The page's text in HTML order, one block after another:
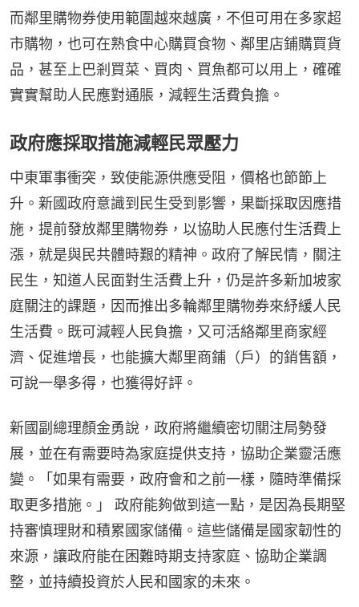
而鄰里購物券使用範圍越來越廣，不但可用在多家超
市購物，也可在熟食中心購買食物、鄰里店鋪購買貨
品，甚至上巴剎買菜、買肉、買魚都可以用上，確確
實實幫助人民應對通脹，減輕生活費負擔。
政府應採取措施減輕民眾壓力
中東軍事衝突，致使能源供應受阻，價格也節節上
升。新國政府意識到民生受到影響，果斷採取因應措
施，提前發放鄰里購物券，以協助人民應付生活費上
漲，就是與民共體時艱的精神。政府了解民情，關注
民生，知道人民面對生活費上升，仍是許多新加坡家
庭關注的課題，因而推出多輪鄰里購物券來紓緩人民
生活費。既可減輕人民負擔，又可活絡鄰里商家經
濟、促進增長，也能擴大鄰里商鋪（戶）的銷售額，
可說一舉多得，也獲得好評。
新國副總理顏金勇說，政府將繼續密切關注局勢發
展，並在有需要時為家庭提供支持，協助企業靈活應
變。「如果有需要，政府會和之前一樣，隨時準備採
取更多措施。」 政府能夠做到這一點，是因為長期堅
持審慎理財和積累國家儲備。這些儲備是國家韌性的
來源，讓政府能在困難時期支持家庭、協助企業調
整，並持續投資於人民和國家的未來。